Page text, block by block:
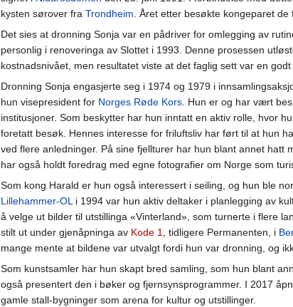
kysten sørover fra Trondheim. Året etter besøkte kongeparet de
Det sies at dronning Sonja var en pådriver for omlegging av
personlig i renoveringa av Slottet i 1993. Denne prosessen
kostnadsnivået, men resultatet viste at det faglig sett var en
Dronning Sonja engasjerte seg i 1974 og 1979 i
hun visepresident for Norges Røde Kors. Hun er og har vært
institusjoner. Som beskytter har hun inntatt en aktiv rolle, hvor
foretatt besøk. Hennes interesse for friluftsliv har ført til at hun
ved flere anledninger. På sine fjellturer har hun blant annet hatt
har også holdt foredrag med egne fotografier om Norge som
Som kong Harald er hun også interessert i seiling, og hun ble
Lillehammer-OLi 1994 var hun aktiv deltaker i planlegging av
å velge ut bilder til utstillinga «Vinterland», som turnerte i flere
stilt ut under gjenåpninga av Kode 1, tidligere Permanenten, i
mange mente at bildene var utvalgt fordi hun var dronning, og
Som kunstsamler har hun skapt bred samling, som hun blant
også presentert den i bøker og fjernsynsprogrammer. I 2017
gamle stall-bygninger som arena for kultur og utstillinger.